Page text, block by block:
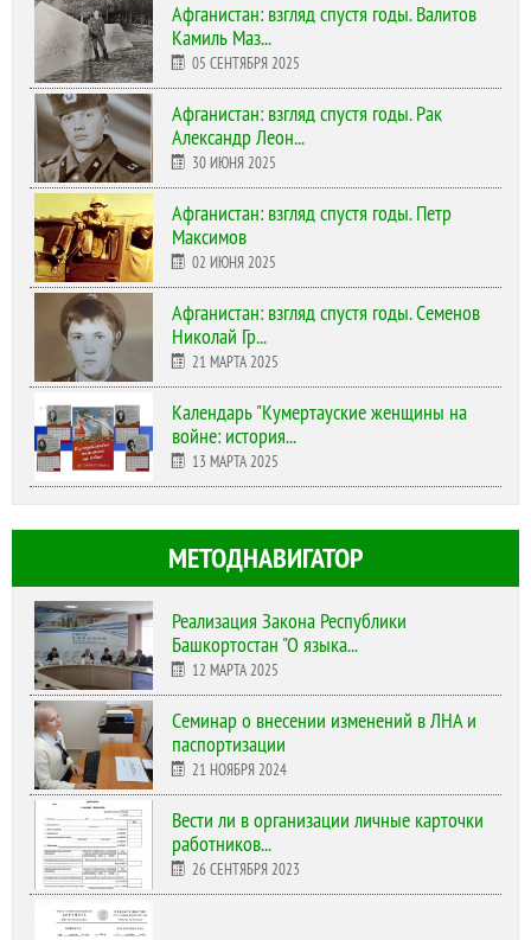
Афганистан: взгляд спустя годы. Валитов
Камиль Маз...
05 СЕНТЯБРЯ 2025
Афганистан: взгляд спустя годы. Рак
Александр Леон...
30 ИЮНЯ 2025
Афганистан: взгляд спустя годы. Петр
Максимов
02 ИЮНЯ 2025
Афганистан: взгляд спустя годы. Семенов
Николай Гр...
21 МАРТА 2025
Календарь "Кумертауские женщины на
войне: история...
13 МАРТА 2025
МЕТОДНАВИГАТОР
Реализация Закона Республики
Башкортостан "О языка...
12 МАРТА 2025
Cеминар о внесении изменений в ЛНА и
паспортизации
21 НОЯБРЯ 2024
Вести ли в организации личные карточки
работников...
26 СЕНТЯБРЯ 2023